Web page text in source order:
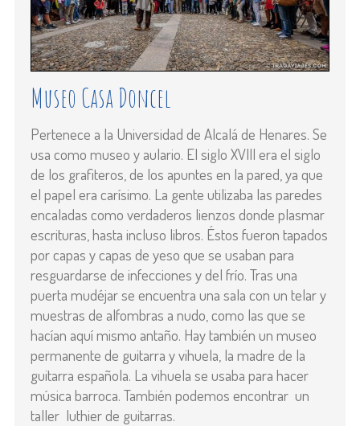
Museo Casa Doncel
Pertenece a la Universidad de Alcalá de Henares. Se
usa como museo y aulario. El siglo XVIII era el siglo
de los grafiteros, de los apuntes en la pared, ya que
el papel era carísimo. La gente utilizaba las paredes
encaladas como verdaderos lienzos donde plasmar
escrituras, hasta incluso libros. Éstos fueron tapados
por capas y capas de yeso que se usaban para
resguardarse de infecciones y del frío. Tras una
puerta mudéjar se encuentra una sala con un telar y
muestras de alfombras a nudo, como las que se
hacían aquí mismo antaño. Hay también un museo
permanente de guitarra y vihuela, la madre de la
guitarra española. La vihuela se usaba para hacer
música barroca. También podemos encontrar un
taller luthier de guitarras.